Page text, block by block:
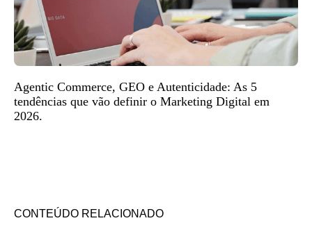
Agentic Commerce, GEO e Autenticidade: As 5
tendências que vão definir o Marketing Digital em
2026.
CONTEÚDO RELACIONADO